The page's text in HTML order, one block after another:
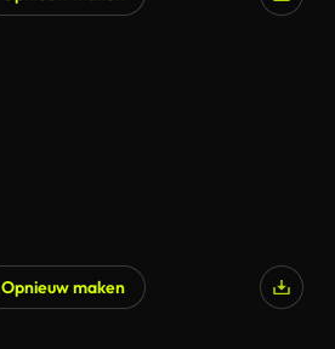
Opnieuw maken